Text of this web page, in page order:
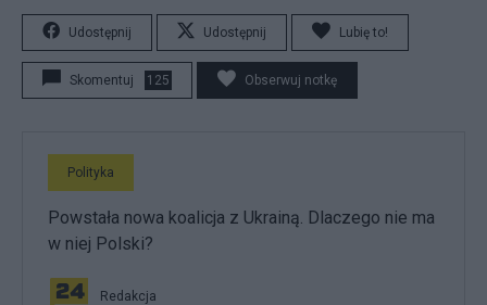
Udostępnij Udostępnij Lubię to!
Skomentuj 125 Obserwuj notkę
Polityka
Powstała nowa koalicja z Ukrainą. Dlaczego nie ma
w niej Polski?
Redakcja